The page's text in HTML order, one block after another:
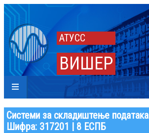
АТУСС
ВИШЕР
Системи за складиштење података
Шифра: 317201 | 8 ЕСПБ